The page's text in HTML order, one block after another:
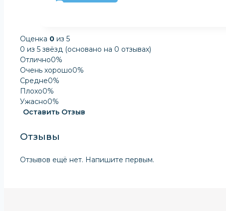
Оценка 0 из 5
0 из 5 звёзд (основано на 0 отзывах)
Отлично0%
Очень хорошо0%
Средне0%
Плохо0%
Ужасно0%
Оставить Отзыв
Отзывы
Отзывов ещё нет. Напишите первым.